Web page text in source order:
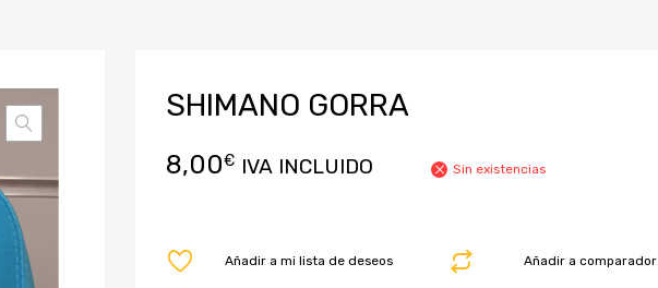
SHIMANO GORRA
8,00€ IVA INCLUIDO Sin existencias
Añadir a comparador
Añadir a mi lista de deseos